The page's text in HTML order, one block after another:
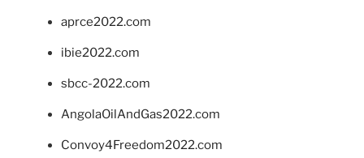
aprce2022.com
ibie2022.com
sbcc-2022.com
AngolaOilAndGas2022.com
Convoy4Freedom2022.com